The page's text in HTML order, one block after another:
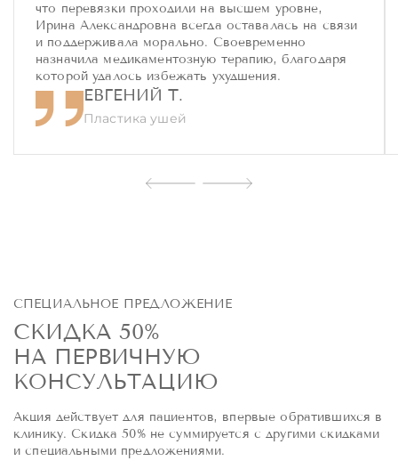
что перевязки проходили на высшем уровне,
Ирина Александровна всегда оставалась на связи
и поддерживала морально. Своевременно
назначила медикаментозную терапию, благодаря
которой удалось избежать ухудшения.
ЕВГЕНИЙ Т.
Пластика ушей
СПЕЦИАЛЬНОЕ ПРЕДЛОЖЕНИЕ
СКИДКА 50%
НА ПЕРВИЧНУЮ
КОНСУЛЬТАЦИЮ
Акция действует для пациентов, впервые обратившихся в
клинику. Скидка 50% не суммируется с другими скидками
и специальными предложениями.